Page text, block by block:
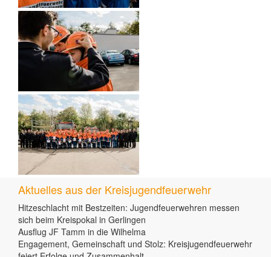
Aktuelles aus der Kreisjugendfeuerwehr
Hitzeschlacht mit Bestzeiten: Jugendfeuerwehren messen
sich beim Kreispokal in Gerlingen
Ausflug JF Tamm in die Wilhelma
Engagement, Gemeinschaft und Stolz: Kreisjugendfeuerwehr